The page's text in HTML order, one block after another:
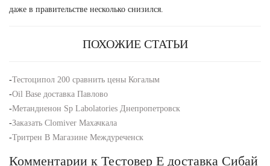
даже в правительстве несколько снизился.
ПОХОЖИЕ СТАТЬИ
-Тестоципол 200 сравнить цены Когалым
-Oil Base доставка Павлово
-Метандиенон Sp Labolatories Днепропетровск
-Заказать Clomiver Махачкала
-Тритрен В Магазине Междуреченск
Комментарии к Тестовер Е доставка Сибай